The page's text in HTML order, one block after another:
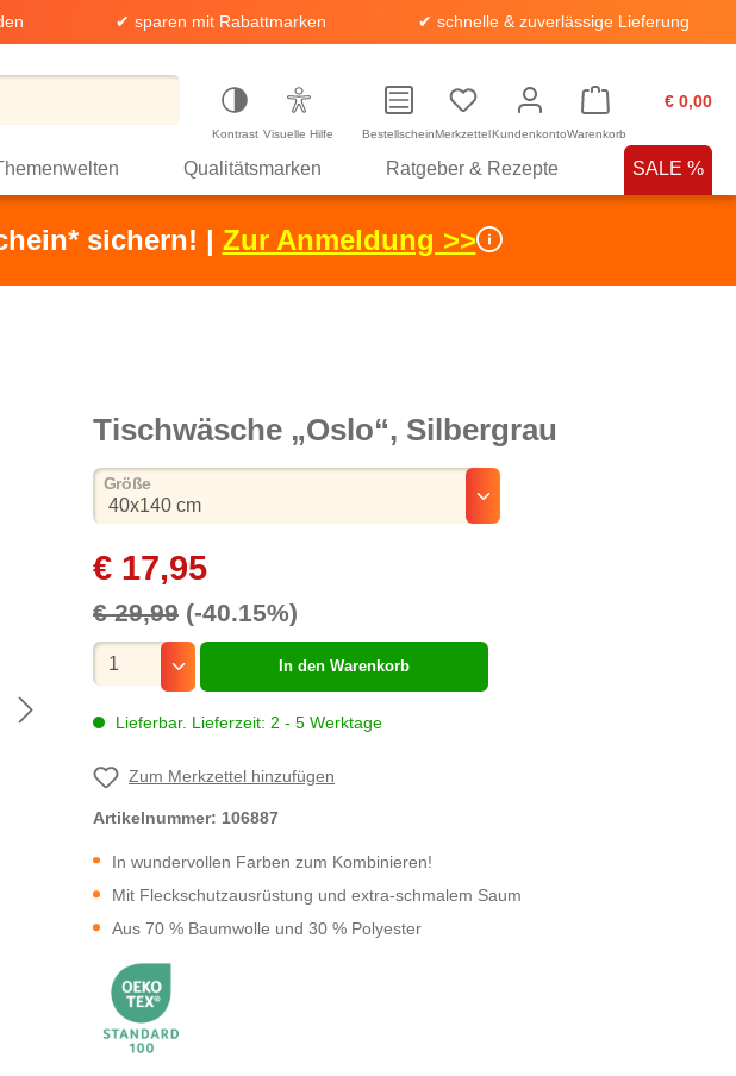
✔ sparen mit Rabattmarken ✔ schnelle & zuverlässige Lieferung
Kontrast Visuelle Hilfe BestellscheinMerkzettelKundenkonto
€ 0,00
Warenkorb
Qualitätsmarken Ratgeber & Rezepte SALE %
sichern! | Zur Anmeldung >>
Tischwäsche „Oslo“, Silbergrau
€ 17,95
€ 29,99 (-40.15%)
Lieferbar. Lieferzeit: 2 - 5 Werktage
Größeauswählen
Mengenauswahl
In den Warenkorb
Zum Merkzettel hinzufügen
Artikelnummer: 106887
In wundervollen Farben zum Kombinieren!
Mit Fleckschutzausrüstung und extra-schmalem Saum
Aus 70 % Baumwolle und 30 % Polyester